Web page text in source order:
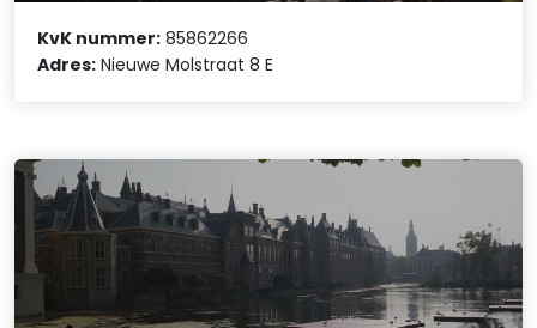
KvK nummer: 85862266
Adres: Nieuwe Molstraat 8 E